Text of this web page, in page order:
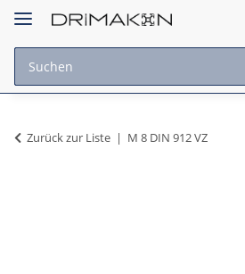
Zurück zur Liste M 8 DIN 912 VZ